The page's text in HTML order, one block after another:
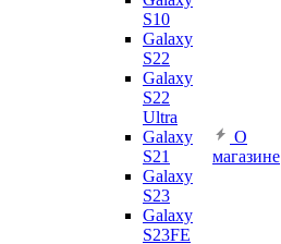
S10
Galaxy
S22
Galaxy
S22
Ultra
Galaxy
S21
Galaxy
S23
Galaxy
S23FE
О
магазине